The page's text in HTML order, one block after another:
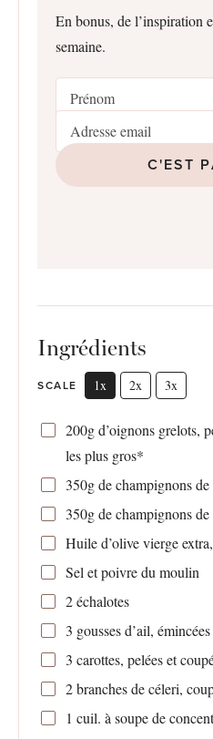
En bonus, de l’inspiration
semaine.
C'EST
Ingrédients
SCALE 1x 2x 3x
200gd’oignons grelots,
les plus gros*
350gde champignons de
350gde champignons de
Huile d’olive vierge
Sel et poivre du moulin
2échalotes
3 gousses d’ail, émincées
3 carottes, pelées et
2branches de céleri,
1 cuil. à soupe de